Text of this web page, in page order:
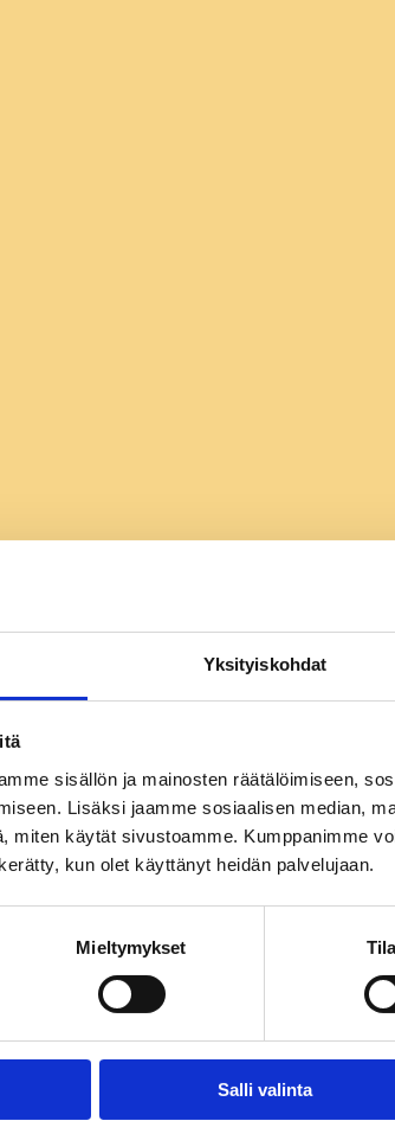
Yksityiskohdat
sisällön ja mainosten räätälöimiseen,
Lisäksi jaamme sosiaalisen median,
miten käytät sivustoamme. Kumppanimme
kun olet käyttänyt heidän palvelujaan.
Mieltymykset
Salli valinta